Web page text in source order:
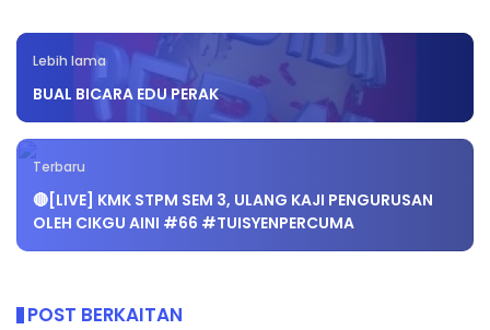
Lebih lama
BUAL BICARA EDU PERAK
Terbaru
🔴[LIVE] KMK STPM SEM 3, ULANG KAJI PENGURUSAN
OLEH CIKGU AINI #66 #TUISYENPERCUMA
POST BERKAITAN